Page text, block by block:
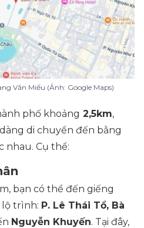
Văn Miếu (Ảnh: Google Maps)
phố khoảng 2,5km,
di chuyển đến bằng
nhau. Cụ thể:
bạn có thể đến giếng
trình: P. Lê Thái Tổ, Bà
Nguyễn Khuyến. Tại đây,